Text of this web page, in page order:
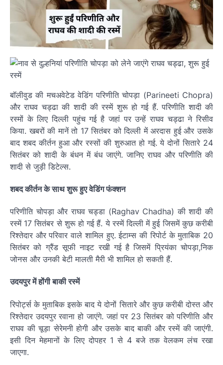
बॉलीवुड की मचअवेटेड वेडिंग परिणीति चोपड़ा (Parineeti Chopra)
और राघव चड्ढा की शादी की रस्में शुरू हो गई हैं. परिणीति शादी की
रस्मों के लिए दिल्ली पहुंच गई है जहां पर उन्हें राघव चड्ढा ने रिसीव
किया. खबरों की मानें तो 17 सितंबर को दिल्ली में अरदास हुई और उसके
बाद शबद कीर्तन हुआ और रस्सों की शुरुआत हो गई. ये दोनों सितारे 24
सितंबर को शादी के बंधन में बंध जाएंगे. जानिए राघव और परिणीति की
शादी से जुड़ी डिटेल्स.
शबद कीर्तन के साथ शुरू हुए वेडिंग फंक्शन
परिणीति चोपड़ा और राघव चड्डा (Raghav Chadha) की शादी की
रस्में 17 सितंबर से शुरू हो गई हैं. ये रस्में दिल्ली में हुई जिसमें कुछ करीबी
रिश्तेदार और परिवार वाले शामिल हुए. ईटाम्स की रिपोर्ट के मुताबिक 20
सितंबर को ग्रैंड सूफी नाइट रखी गई है जिसमें प्रियंका चोपड़ा,निक
जोनस और उनकी बेटी मालती मैरी भी शामिल हो सकती हैं.
उदयपुर में होंगी बाकी रस्में
रिपोर्ट्स के मुताबिक इसके बाद ये दोनों सितारे और कुछ करीबी दोस्त और
रिश्तेदार उदयपुर रवाना हो जाएंगे. जहां पर 23 सितंबर को परिणीति और
राघव की चूड़ा सेरेमनी होगी और उसके बाद बाकी और रस्में की जाएंगी.
इसी दिन मेहमानों के लिए दोपहर 1 से 4 बजे तक वेलकम लंच रखा
जाएगा.